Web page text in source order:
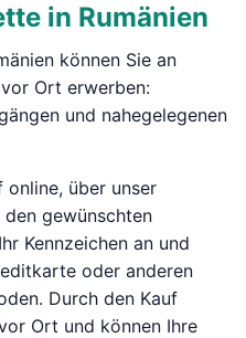
in Rumänien
können Sie an
Ort erwerben:
und nahegelegenen
online, über unser
den gewünschten
Kennzeichen an und
oder anderen
Durch den Kauf
Ort und können Ihre